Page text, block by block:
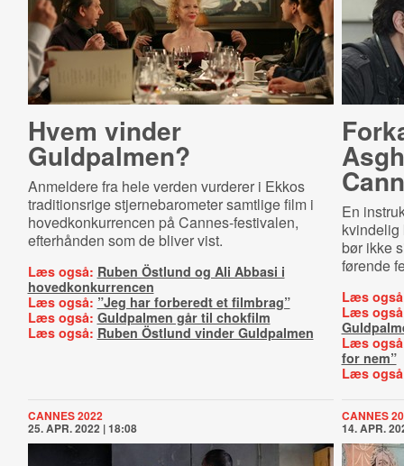
Hvem vinder
Guldpalmen?
Anmeldere fra hele verden vurderer i Ekkos
traditionsrige stjernebarometer samtlige film i
hovedkonkurrencen på Cannes-festivalen,
efterhånden som de bliver vist.
Læs også: Ruben Östlund og Ali Abbasi i
hovedkonkurrencen
Læs også: ”Jeg har forberedt et filmbrag”
Læs også: Guldpalmen går til chokfilm
Læs også: Ruben Östlund vinder Guldpalmen
En
kvindelig
bør ikke
førende
Læs
Læs
Læs
for nem”
Læs
CANNES 2022
25. APR. 2022 | 18:08
CANNES
14. APR.